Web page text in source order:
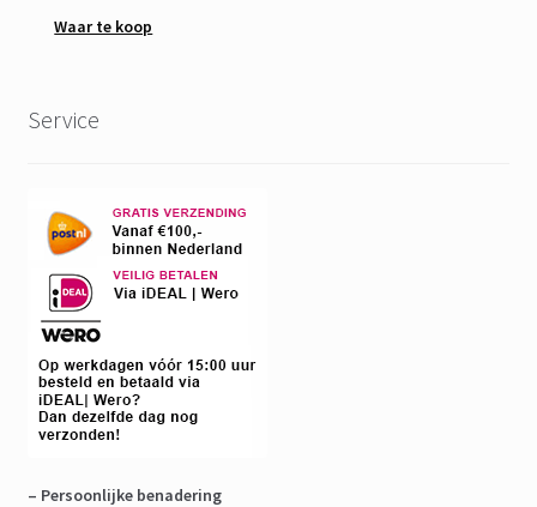
Waar te koop
Service
– Persoonlijke benadering